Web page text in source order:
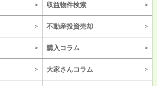
収益物件検索
不動産投資売却
購入コラム
大家さんコラム